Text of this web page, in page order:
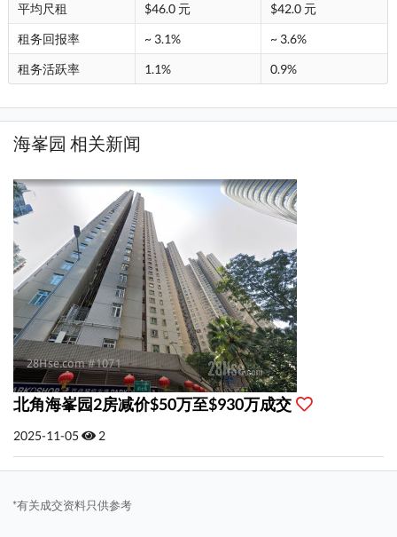
平均尺租
$46.0 元
$42.0 元
租务回报率
~ 3.1%
~ 3.6%
租务活跃率
1.1% 0.9%
海峯园 相关新闻
北角海峯园2房减价$50万至$930万成交
2025-11-05 2
*有关成交资料只供参考